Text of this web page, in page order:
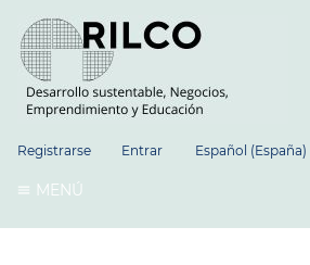
Registrarse Entrar Español (España)
MENÚ